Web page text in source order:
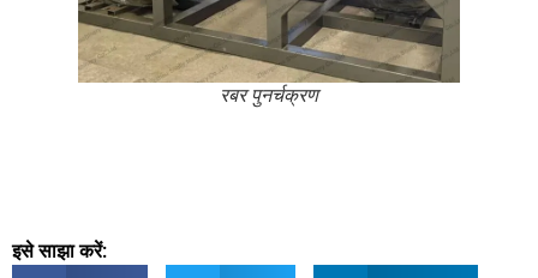
रबर पुनर्चक्रण
इसे साझा करें: